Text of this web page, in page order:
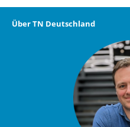
Über TN Deutschland